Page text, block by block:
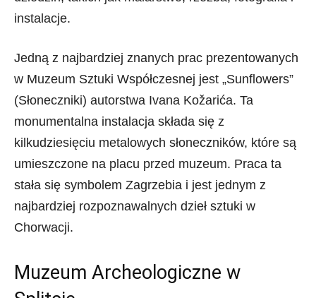
instalacje.
Jedną z najbardziej znanych prac prezentowanych
w Muzeum Sztuki Współczesnej jest „Sunflowers”
(Słoneczniki) autorstwa Ivana Kožarića. Ta
monumentalna instalacja składa się z
kilkudziesięciu metalowych słoneczników, które są
umieszczone na placu przed muzeum. Praca ta
stała się symbolem Zagrzebia i jest jednym z
najbardziej rozpoznawalnych dzieł sztuki w
Chorwacji.
Muzeum Archeologiczne w